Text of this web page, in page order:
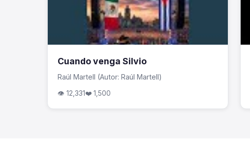
Cuando venga Silvio
Raúl Martell (Autor: Raúl Martell)
👁 12,331❤️ 1,500